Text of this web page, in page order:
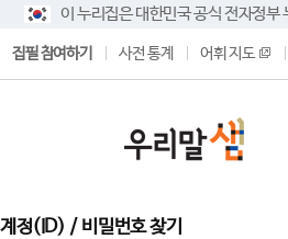
이 누리집은 대한민국 공식 전자정부
집필 참여하기 사전 통계 어휘 지도
계정(ID) / 비밀번호 찾기